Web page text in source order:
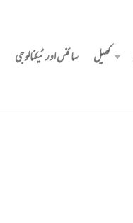
کھیل سائنس اور ٹیکنالوجی